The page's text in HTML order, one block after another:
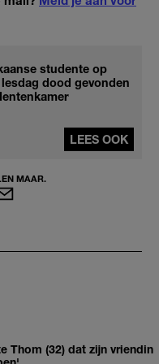
studente op
dood gevonden
LEES OOK
MAAR.
Thom (32) dat zijn vriendin